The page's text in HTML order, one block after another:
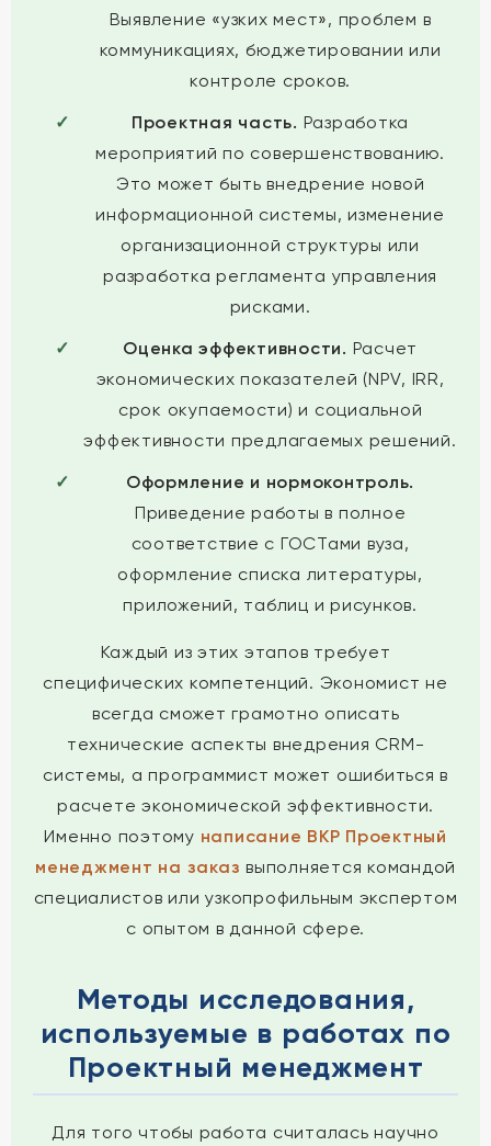
Выявление «узких мест», проблем в
коммуникациях, бюджетировании или
контроле сроков.
Проектная часть. Разработка
мероприятий по совершенствованию.
Это может быть внедрение новой
информационной системы, изменение
организационной структуры или
разработка регламента управления
рисками.
Оценка эффективности. Расчет
экономических показателей (NPV, IRR,
срок окупаемости) и социальной
эффективности предлагаемых решений.
Оформление и нормоконтроль.
Приведение работы в полное
соответствие с ГОСТами вуза,
оформление списка литературы,
приложений, таблиц и рисунков.
Каждый из этих этапов требует
специфических компетенций. Экономист не
всегда сможет грамотно описать
технические аспекты внедрения CRM-
системы, а программист может ошибиться в
расчете экономической эффективности.
Именно поэтому написание ВКР Проектный
менеджмент на заказ выполняется командой
специалистов или узкопрофильным экспертом
с опытом в данной сфере.
Методы исследования,
используемые в работах по
Проектный менеджмент
Для того чтобы работа считалась научно